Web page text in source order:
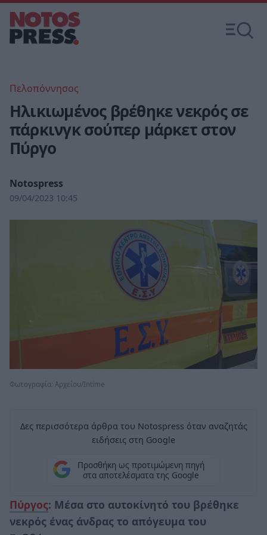
Πελοπόννησος
Ηλικιωμένος βρέθηκε νεκρός σε
πάρκινγκ σούπερ μάρκετ στον
Πύργο
Notospress
09/04/2023 10:45
Φωτογραφία: Αρχείου/Intime
Δες περισσότερα άρθρα του Notospress όταν αναζητάς
ειδήσεις στη Google
Προσθήκη ως προτιμώμενη πηγή
στα αποτελέσματα της Google
Πύργος: Μέσα στο αυτοκίνητό του βρέθηκε
νεκρός ένας άνδρας το απόγευμα του